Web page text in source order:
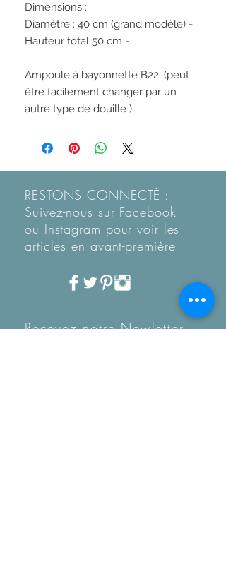
Dimensions :
Diamètre : 40 cm (grand modèle) -
Hauteur total 50 cm -
Ampoule à bayonnette B22. (peut
être facilement changer par un
autre type de douille )
RESTONS CONNECTÉ :
Suivez-nous sur Facebook
ou Instagram pour voir les
articles en avant-première
Recevez notre Newletter